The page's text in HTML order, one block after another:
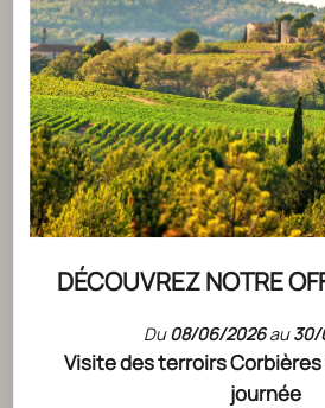
DÉCOUVREZ NOTRE
Du08/06/2026au30/
Visite des terroirs
journée
ACTUALITÉS
CIGALUS BLANC :
BIODYNAMIE CHEZ GÉRARD